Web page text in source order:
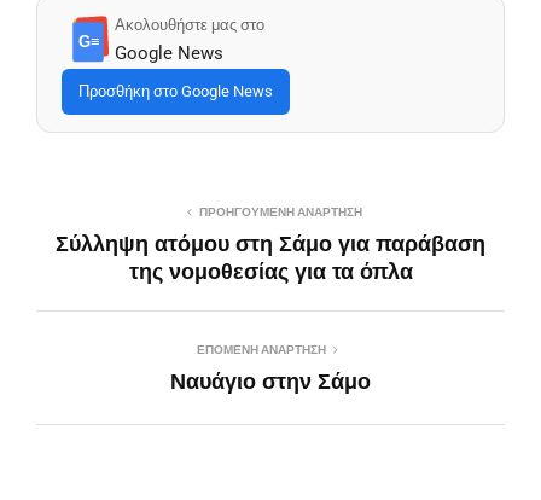
G≡
Ακολουθήστε μας στο
Google News
Προσθήκη στο Google News
ΠΡΟΗΓΟΎΜΕΝΗ ΑΝΆΡΤΗΣΗ
Σύλληψη ατόμου στη Σάμο για παράβαση
της νομοθεσίας για τα όπλα
ΕΠΌΜΕΝΗ ΑΝΆΡΤΗΣΗ
Ναυάγιο στην Σάμο